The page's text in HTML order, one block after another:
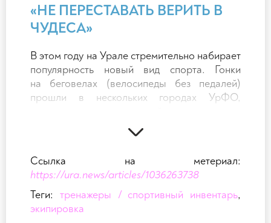
«НЕ ПЕРЕСТАВАТЬ ВЕРИТЬ В
ЧУДЕСА»
В этом году на Урале стремительно набирает
популярность новый вид спорта. Гонки
на беговелах (велосипеды без педалей)
прошли в нескольких городах УрФО,
в возрасте от двух до семи лет. Программа,
которая ставит целью сформировать
у малышей потребность в здоровом образе
жизни, называется «Спорт с детства».
Курирует ее Благотворительный фонд
Антона Шипулина. Олимпийский чемпион
пояснил, почему именно соревнования для
Ссылка на метериал:
https://ura.news/articles/1036263738
Теги: тренажеры / спортивный инвентарь,
экипировка